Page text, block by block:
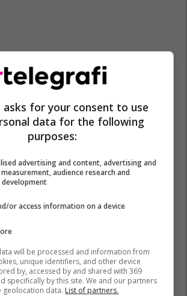
asks for your consent to use
data for the following
purposes:
advertising and content, advertising and
audience research and
development
or access information on a device
will be processed and information from
unique identifiers, and other device
by, accessed by and shared with 369
specifically by this site. We and our partners
geolocation data. List of partners.